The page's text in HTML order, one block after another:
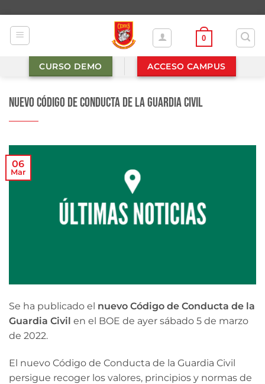
contenido
0
CURSO DEMO ACCESO CAMPUS
Nuevo Código de Conducta de la Guardia Civil
06
Mar
Se ha publicado el nuevo Código de Conducta de la
Guardia Civil en el BOE de ayer sábado 5 de marzo
de 2022.
El nuevo Código de Conducta de la Guardia Civil
persigue recoger los valores, principios y normas de